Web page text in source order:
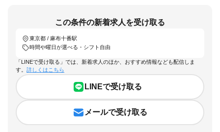
この条件の新着求人を受け取る
東京都 / 麻布十番駅
時間や曜日が選べる・シフト自由
「LINEで受け取る」では、新着求人のほか、おすすめ情報なども配信しま
す。 詳しくはこちら
LINEで受け取る
メールで受け取る